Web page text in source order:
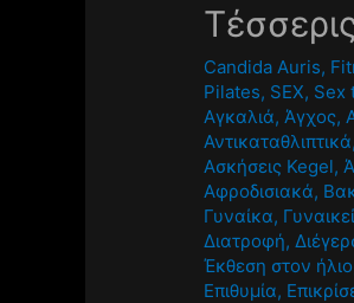
Candida Auris,
Pilates, SEX, Sex
Αγκαλιά,Άγχος,
Αντικαταθλιπτικά
Ασκήσεις Kegel,
Αφροδισιακά,
Γυναίκα,
Διατροφή,
Έκθεση στον ήλιο
Επιθυμία,